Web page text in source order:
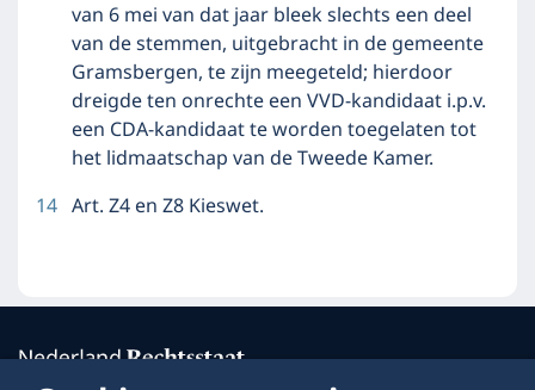
van 6 mei van dat jaar bleek slechts een deel
van de stemmen, uitgebracht in de gemeente
Gramsbergen, te zijn meegeteld; hierdoor
dreigde ten onrechte een VVD-kandidaat i.p.v.
een CDA-kandidaat te worden toegelaten tot
het lidmaatschap van de Tweede Kamer.
14 Art. Z4 en Z8 Kieswet.